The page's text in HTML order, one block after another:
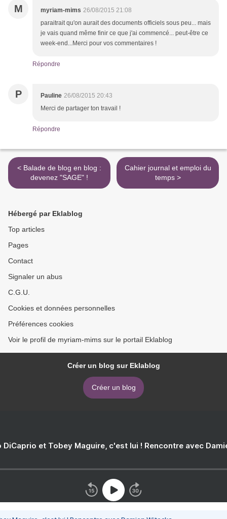
M myriam-mims 26/08/2015 21:08
paraitrait qu'on aurait des documents officiels sous peu... mais
je vais quand même finir ce que j'ai commencé... peut-être ce
week-end...Merci pour vos commentaires !
Répondre
P Pauline 26/08/2015 20:43
Merci de partager ton travail !
Répondre
< Balade de blog en blog :
devenez "SAGE" !
Cahier journal et emploi du
temps >
Hébergé par Eklablog
Top articles
Pages
Contact
Signaler un abus
C.G.U.
Cookies et données personnelles
Préférences cookies
Voir le profil de myriam-mims sur le portail Eklablog
Créer un blog sur Eklablog
Créer un blog
DiCaprio et Tobey Maguire, c'est lui ! Rencontre avec